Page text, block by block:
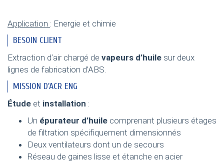
Application : Energie et chimie
BESOIN CLIENT
Extraction d’air chargé de vapeurs d’huile sur deux
lignes de fabrication d’ABS.
MISSION D'ACR ENG
Étude et installation :
Un épurateur d’huile comprenant plusieurs étages
de filtration spécifiquement dimensionnés
Deux ventilateurs dont un de secours
Réseau de gaines lisse et étanche en acier